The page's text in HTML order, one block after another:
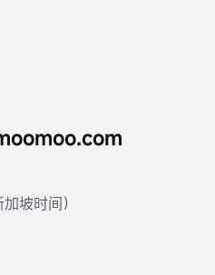
坡时间）